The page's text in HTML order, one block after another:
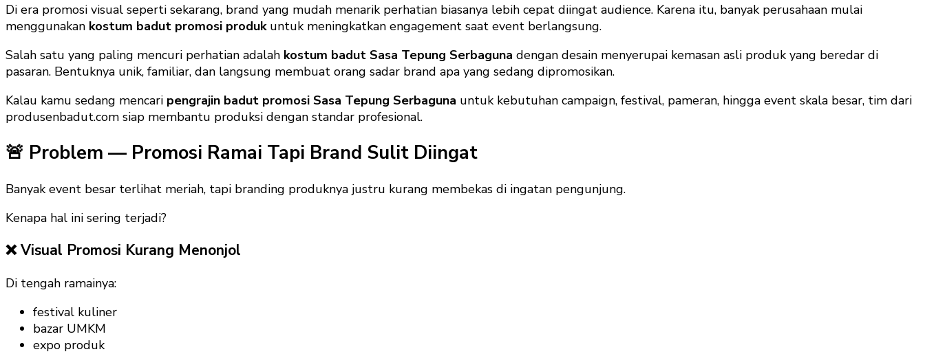
Di era promosi visual seperti sekarang, brand yang mudah menarik perhatian biasanya lebih cepat diingat audience. Karena itu, banyak perusahaan mulai
menggunakan kostum badut promosi produkuntuk meningkatkan engagement saat event berlangsung.
Salah satu yang paling mencuri perhatian adalah kostum badut Sasa Tepung Serbaguna dengan desain menyerupai kemasan asli produk yang beredar di
pasaran. Bentuknya unik, familiar, dan langsung membuat orang sadar brand apa yang sedang dipromosikan.
Kalau kamu sedang mencari pengrajin badut promosi Sasa Tepung Serbaguna untuk kebutuhan campaign, festival, pameran, hingga event skala besar, tim dari
produsenbadut.com siap membantu produksi dengan standar profesional.
🚨 Problem — Promosi Ramai Tapi Brand Sulit Diingat
Banyak event besar terlihat meriah, tapi branding produknya justru kurang membekas di ingatan pengunjung.
Kenapa hal ini sering terjadi?
❌ Visual Promosi Kurang Menonjol
Di tengah ramainya:
festival kuliner
bazar UMKM
expo produk